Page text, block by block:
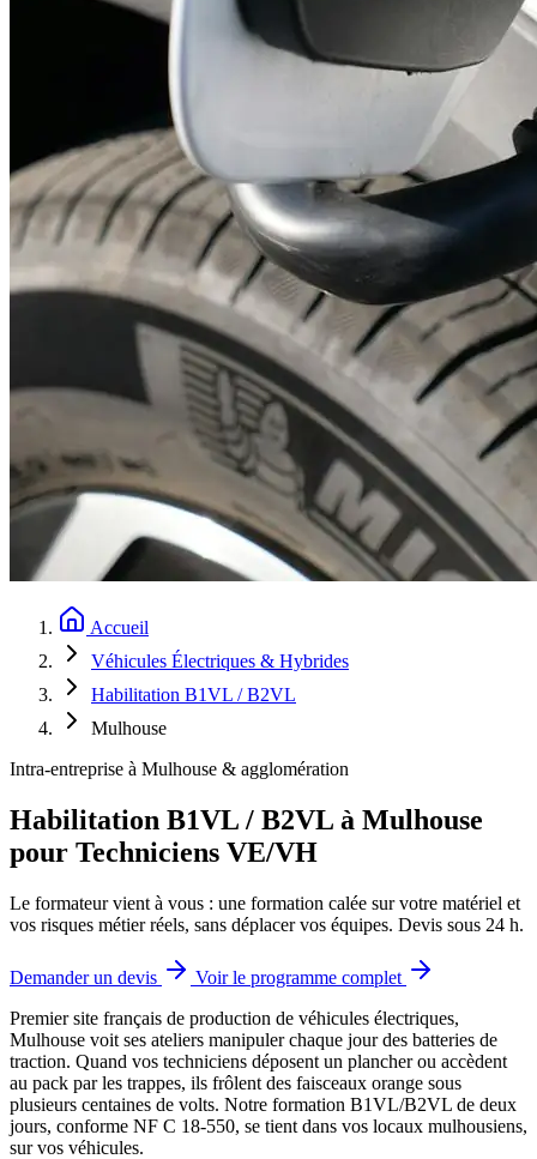
Accueil
Véhicules Électriques & Hybrides
Habilitation B1VL / B2VL
Mulhouse
Intra-entreprise à Mulhouse & agglomération
Habilitation B1VL / B2VL à Mulhouse
pour Techniciens VE/VH
Le formateur vient à vous : une formation calée sur votre matériel et
vos risques métier réels, sans déplacer vos équipes. Devis sous 24 h.
Demander un devis
Voir le programme complet
Premier site français de production de véhicules électriques,
Mulhouse voit ses ateliers manipuler chaque jour des batteries de
traction. Quand vos techniciens déposent un plancher ou accèdent
au pack par les trappes, ils frôlent des faisceaux orange sous
plusieurs centaines de volts. Notre formation B1VL/B2VL de deux
jours, conforme NF C 18-550, se tient dans vos locaux mulhousiens,
sur vos véhicules.